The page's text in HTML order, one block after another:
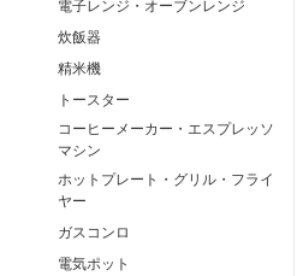
電子レンジ・オーブンレンジ
炊飯器
精米機
トースター
コーヒーメーカー・エスプレッソ
マシン
ホットプレート・グリル・フライ
ヤー
ガスコンロ
電気ポット